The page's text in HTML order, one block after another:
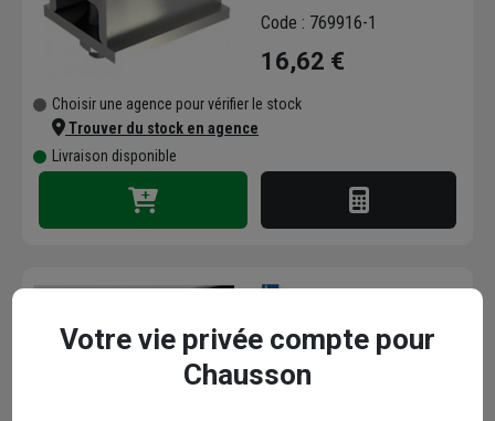
Code : 769916-1
16,62 €
Choisir une agence pour vérifier le stock
Trouver du stock en agence
Livraison disponible
Kit d'étanchéité complet
Sportub pour porte
manuelle de 3 x 3 m -
Votre vie privée compte pour
Chausson